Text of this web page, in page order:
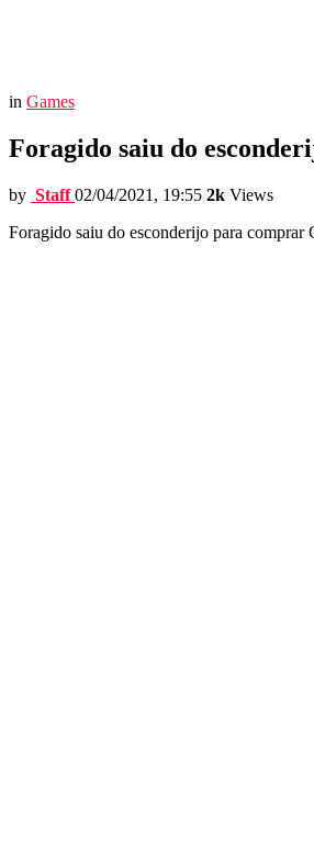
in Games
Foragido saiu do
by Staff 02/04/2021, 19:55 2k Views
Foragido saiu do esconderijo para